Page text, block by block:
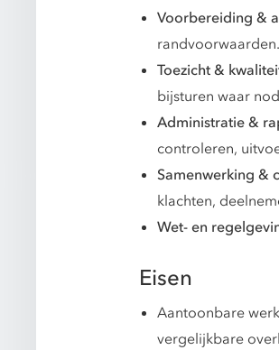
Voorbereiding &
randvoorwaarden.
Toezicht &
bijsturen waar
Administratie &
controleren,
Samenwerking &
klachten,
Wet- en
Eisen
Aantoonbare
vergelijkbare